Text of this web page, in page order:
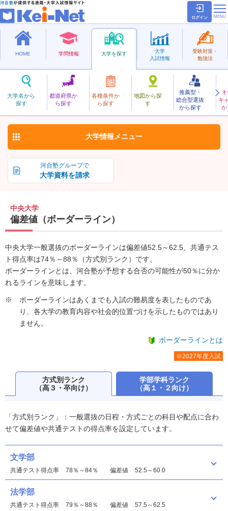
ログイン
HOME 学問情報 大学を探す
大学名から
探す
都道府県か
ら探す
各種条件か
ら探す
地図から探
す
推薦型・
総合型選抜
から探す
キ
か
大学
入試情報
受験対策・
勉強法
私立
ちゅうおう
中央大学 お気に入り
河合塾グループで
大学資料を請求
大学情報 メニュー
中央大学
偏差値（ボーダーライン）
中央大学一般選抜のボーダーラインは偏差値52.5～62.5、共通テス
ト得点率は74％～88％（方式別ランク）です。
ボーダーラインとは、河合塾が予想する合否の可能性が50％に分か
れるラインを意味します。
ボーダーラインはあくまでも入試の難易度を表したものであ
り、各大学の教育内容や社会的位置づけを示したものではあり
ません。
ボーダーラインとは
※2027年度入試
方式別ランク
（高３・卒向け）
学部学科ランク
（高１・２向け）
「方式別ランク」：一般選抜の日程・方式ごとの科目や配点に合わ
せて偏差値や共通テストの得点率を設定しています。
文学部
共通テスト得点率 78％～84％ 偏差値 52.5～60.0
法学部
共通テスト得点率 79％～88％ 偏差値 57.5～62.5